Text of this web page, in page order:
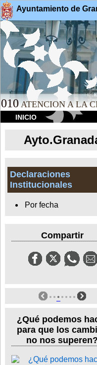
Ayuntamiento de
010 ATENCION A LA
INICIO
Declaraciones
Institucionales
Por fecha
Compartir
¿Qué podemos
para que los
no nos superen?